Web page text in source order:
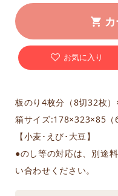
板のり4枚分（8切32枚
箱サイズ:178×323×85（
【小麦･えび･大豆】
●のし等の対応は、別途
い合わせください。
お気に入り